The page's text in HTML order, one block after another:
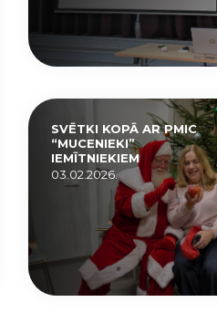
SVĒTKI KOPĀ AR PMIC
“MUCENIEKI”
IEMĪTNIEKIEM
03.02.2026.